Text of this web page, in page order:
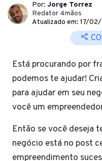
Por: Jorge Torrez
Redator 4mãos
Atualizado em: 17/
Está procurando por
podemos te ajudar!
para ajudar em seu
você um
Então se você deseja
negócio está no post
empreendimento